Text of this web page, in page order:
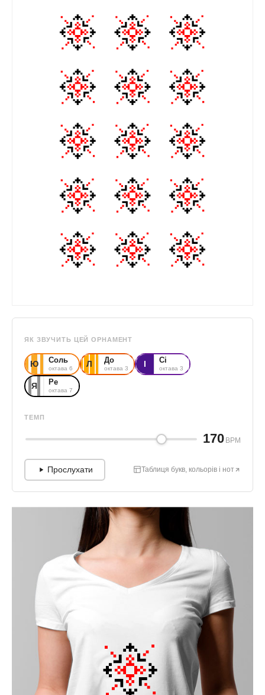
ЯК ЗВУЧИТЬ ЦЕЙ ОРНАМЕНТ
Ю Соль
октава 6 Л До
октава 3 І Сі
октава 3
Я Ре
октава 7
ТЕМП
170 BPM
Прослухати Таблиця букв, кольорів і нот